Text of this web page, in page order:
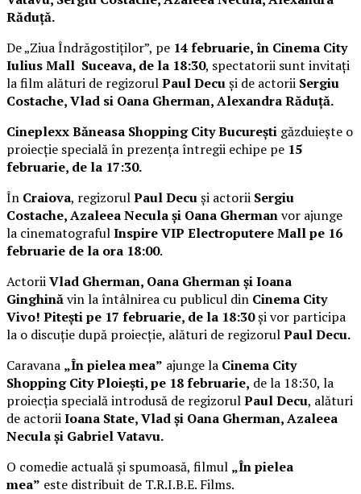
Răduță.
De „Ziua Îndrăgostiților”, pe 14 februarie, în Cinema City
Iulius Mall Suceava, de la 18:30, spectatorii sunt invitați
la film alături de regizorulPaul Decuși de actorii Sergiu
Costache, Vlad si Oana Gherman, Alexandra Răduță.
Cineplexx Băneasa Shopping City București găzduiește o
proiecție specială în prezența întregii echipe pe 15
februarie, de la 17:30.
În Craiova, regizorulPaul Decuși actorii Sergiu
Costache, Azaleea Necula și Oana Ghermanvor ajunge
la cinematografulInspire VIP Electroputere Mall pe 16
februarie de la ora 18:00.
ActoriiVlad Gherman, Oana Gherman și Ioana
Ginghinăvin la întâlnirea cu publicul din Cinema City
Vivo! Pitești pe 17 februarie, de la 18:30și vor participa
la o discuție după proiecție, alături de regizorulPaul Decu.
Caravana „În pielea mea” ajunge la Cinema City
Shopping City Ploiești, pe 18 februarie, de la 18:30, la
proiecția specială introdusă de regizorulPaul Decu, alături
de actoriiIoana State, Vlad și Oana Gherman, Azaleea
Necula și Gabriel Vatavu.
O comedie actuală și spumoasă, filmul „În pielea
mea” este distribuit de T.R.I.B.E. Films.